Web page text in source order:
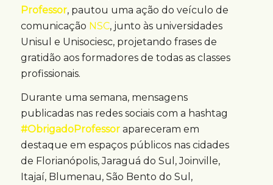
Professor, pautou uma ação do veículo de
comunicação NSC, junto às universidades
Unisul e Unisociesc, projetando frases de
gratidão aos formadores de todas as classes
profissionais.
Durante uma semana, mensagens
publicadas nas redes sociais com a hashtag
#ObrigadoProfessorapareceram em
destaque em espaços públicos nas cidades
de Florianópolis, Jaraguá do Sul, Joinville,
Itajaí, Blumenau, São Bento do Sul,